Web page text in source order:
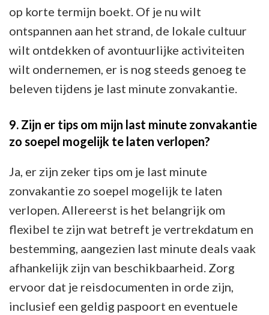
op korte termijn boekt. Of je nu wilt
ontspannen aan het strand, de lokale cultuur
wilt ontdekken of avontuurlijke activiteiten
wilt ondernemen, er is nog steeds genoeg te
beleven tijdens je last minute zonvakantie.
9. Zijn er tips om mijn last minute zonvakantie
zo soepel mogelijk te laten verlopen?
Ja, er zijn zeker tips om je last minute
zonvakantie zo soepel mogelijk te laten
verlopen. Allereerst is het belangrijk om
flexibel te zijn wat betreft je vertrekdatum en
bestemming, aangezien last minute deals vaak
afhankelijk zijn van beschikbaarheid. Zorg
ervoor dat je reisdocumenten in orde zijn,
inclusief een geldig paspoort en eventuele